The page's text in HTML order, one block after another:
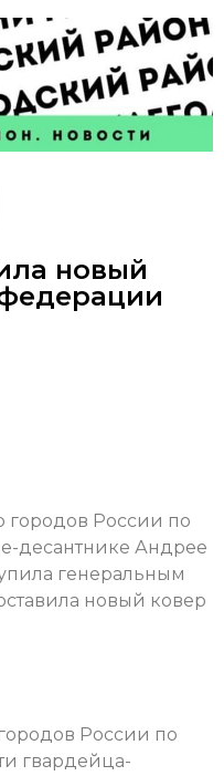
новый
городов России по
десантнике Андрее
генеральным
новый ковер
России по
гвардейца-